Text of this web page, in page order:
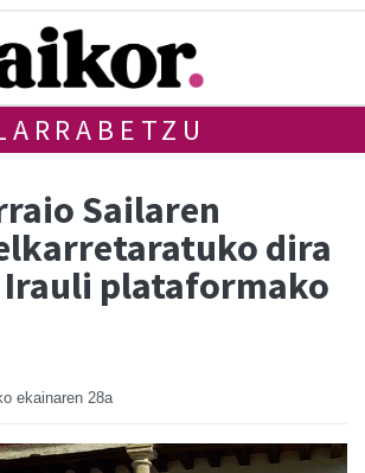
Sailaren
dira
Irauli plataformako
ekainaren 28a